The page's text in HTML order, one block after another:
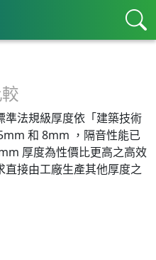
準法規級厚度依「建築技術
和 8mm ，隔音性能已
厚度為性價比更高之高效
直接由工廠生產其他厚度之